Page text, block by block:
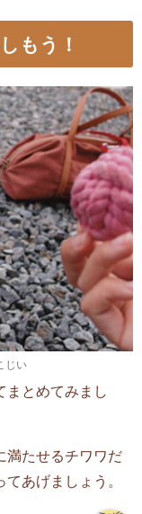
もう！
じい
まとめてみまし
満たせるチワワだ
あげましょう。